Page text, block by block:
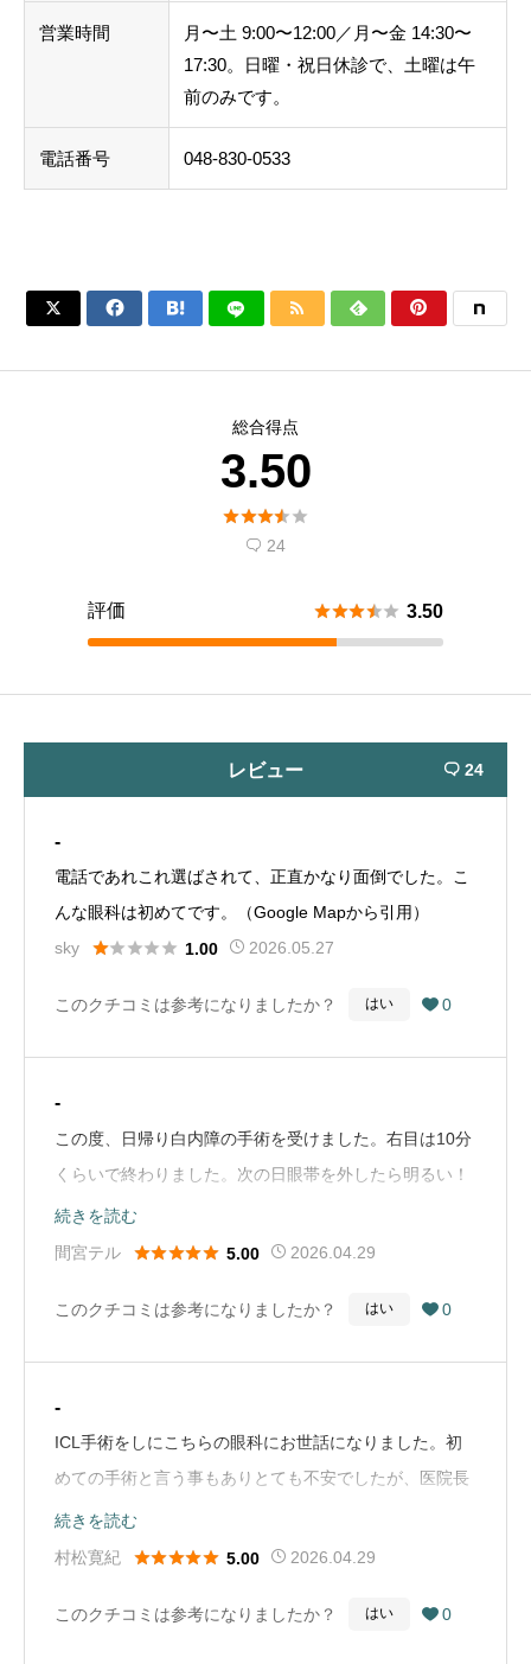
営業時間
月〜土 9:00〜12:00／月〜金 14:30〜
17:30。日曜・祝日休診で、土曜は午
前のみです。
電話番号 048-830-0533
     
総合得点
3.50

 24
評価  3.50
レビュー  24
-
電話であれこれ選ばされて、正直かなり面倒でした。こ
んな眼科は初めてです。（Google Mapから引用）
sky
 1.00 2026.05.27
このクチコミは参考になりましたか？ はい  0
-
この度、日帰り白内障の手術を受けました。右目は10分
くらいで終わりました。次の日眼帯を外したら明るい！
嬉しい！と喜んでいる自分がいました。左は20分以上か
かりました。眼帯を外したら出血していましたが痛みは
れたのでほっとしました。手術と言われたのは３年前で
病、看護生活になり仕事をや …（Google Mapから引
続きを読む
間宮テル
 5.00 2026.04.29
このクチコミは参考になりましたか？ はい  0
-
ICL手術をしにこちらの眼科にお世話になりました。初
めての手術と言う事もありとても不安でしたが、医院長
先生をはじめ、他のスタッフの方々も明るく丁寧に施術
してくださり本当に助かりました。駅近くで綺麗な病院
討してる方にとてもオススメできます。（Google Map
続きを読む
村松寛紀
 5.00 2026.04.29
このクチコミは参考になりましたか？ はい  0